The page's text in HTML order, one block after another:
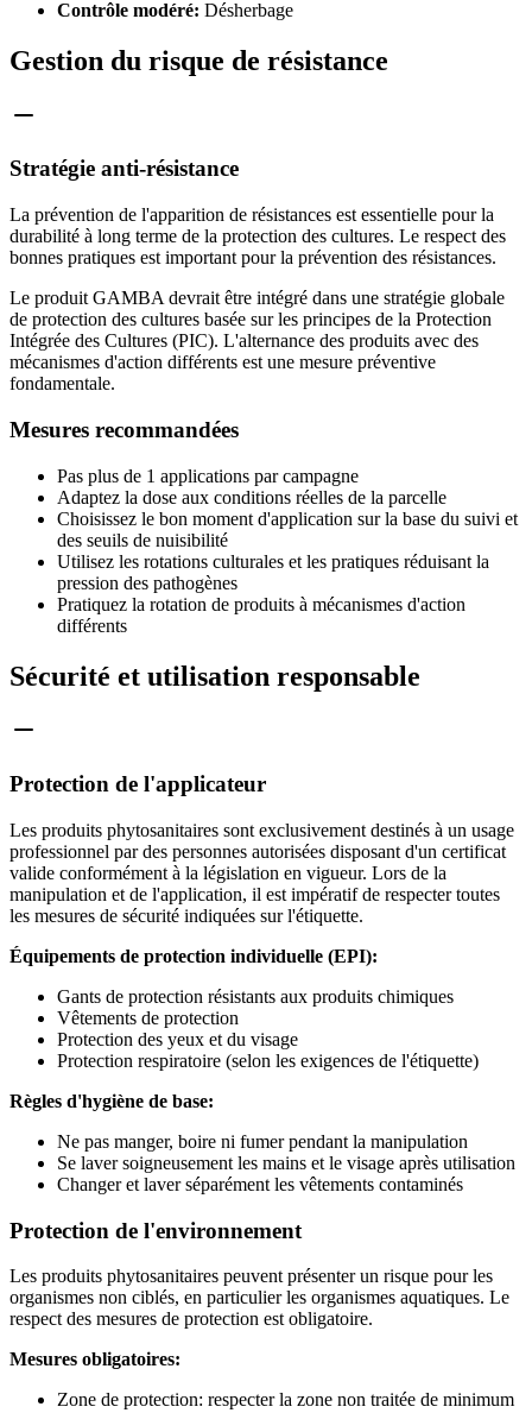
Contrôle modéré: Désherbage
Gestion du risque de résistance
Stratégie anti-résistance
La prévention de l'apparition de résistances est essentielle pour la
durabilité à long terme de la protection des cultures. Le respect des
bonnes pratiques est important pour la prévention des résistances.
Le produit GAMBA devrait être intégré dans une stratégie globale
de protection des cultures basée sur les principes de la Protection
Intégrée des Cultures (PIC). L'alternance des produits avec des
mécanismes d'action différents est une mesure préventive
fondamentale.
Mesures recommandées
Pas plus de 1 applications par campagne
Adaptez la dose aux conditions réelles de la parcelle
Choisissez le bon moment d'application sur la base du suivi et
des seuils de nuisibilité
Utilisez les rotations culturales et les pratiques réduisant la
pression des pathogènes
Pratiquez la rotation de produits à mécanismes d'action
différents
Sécurité et utilisation responsable
Protection de l'applicateur
Les produits phytosanitaires sont exclusivement destinés à un usage
professionnel par des personnes autorisées disposant d'un certificat
valide conformément à la législation en vigueur. Lors de la
manipulation et de l'application, il est impératif de respecter toutes
les mesures de sécurité indiquées sur l'étiquette.
Équipements de protection individuelle (EPI):
Gants de protection résistants aux produits chimiques
Vêtements de protection
Protection des yeux et du visage
Protection respiratoire (selon les exigences de l'étiquette)
Règles d'hygiène de base:
Ne pas manger, boire ni fumer pendant la manipulation
Se laver soigneusement les mains et le visage après utilisation
Changer et laver séparément les vêtements contaminés
Protection de l'environnement
Les produits phytosanitaires peuvent présenter un risque pour les
organismes non ciblés, en particulier les organismes aquatiques. Le
respect des mesures de protection est obligatoire.
Mesures obligatoires:
Zone de protection: respecter la zone non traitée de minimum